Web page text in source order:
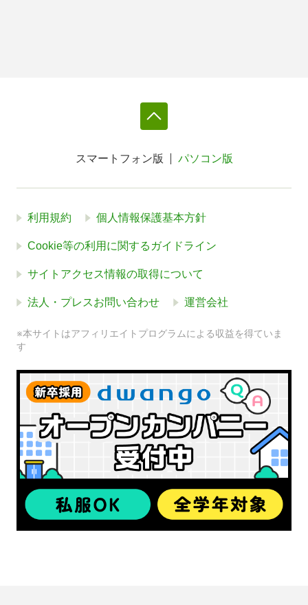
スマートフォン版 パソコン版
利用規約 個人情報保護基本方針
Cookie等の利用に関するガイドライン
サイトアクセス情報の取得について
法人・プレスお問い合わせ 運営会社
※本サイトはアフィリエイトプログラムによる収益を得ていま
す